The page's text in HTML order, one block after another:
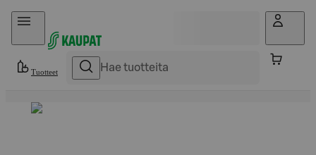
Hyppää sisältöön
Tuotteet